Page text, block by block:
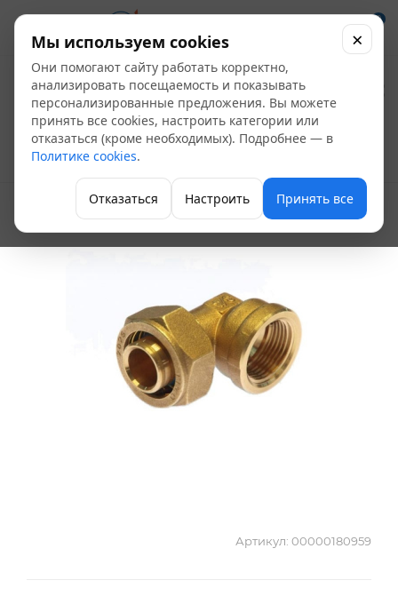
0
Угольник обжимной
16х1/2" ВР (Ю.Корея)
Фитинги для теплого пола
Артикул: 00000180959
Мы используем cookies
Они помогают сайту работать корректно,
анализировать посещаемость и показывать
персонализированные предложения. Вы можете
принять все cookies, настроить категории или
отказаться (кроме необходимых). Подробнее — в
Политике cookies.
Отказаться Настроить Принять все
×